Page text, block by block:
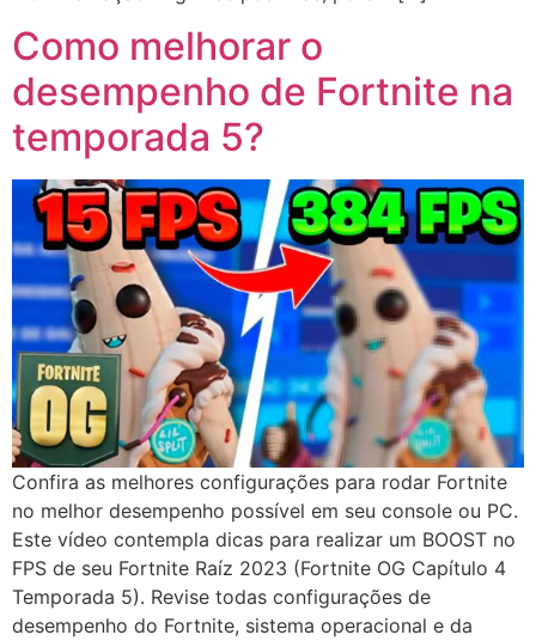
Como melhorar o
desempenho de Fortnite na
temporada 5?
Confira as melhores configurações para rodar Fortnite
no melhor desempenho possível em seu console ou PC.
Este vídeo contempla dicas para realizar um BOOST no
FPS de seu Fortnite Raíz 2023 (Fortnite OG Capítulo 4
Temporada 5). Revise todas configurações de
desempenho do Fortnite, sistema operacional e da